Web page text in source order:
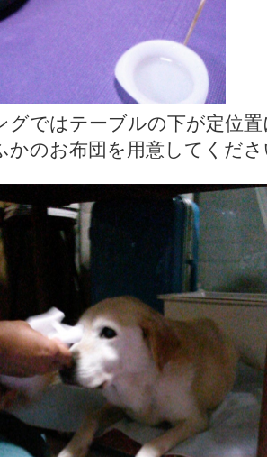
グではテーブルの下が定位
かのお布団を用意してくだ